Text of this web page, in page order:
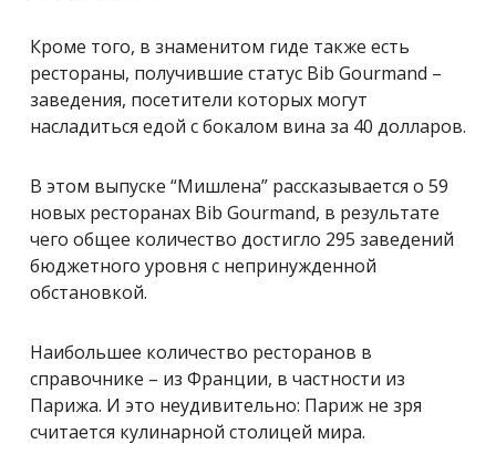
Кроме того, в знаменитом гиде также есть
рестораны, получившие статус Bib Gourmand –
заведения, посетители которых могут
насладиться едой с бокалом вина за 40 долларов.
В этом выпуске “Мишлена” рассказывается о 59
новых ресторанах Bib Gourmand, в результате
чего общее количество достигло 295 заведений
бюджетного уровня с непринужденной
обстановкой.
Наибольшее количество ресторанов в
справочнике – из Франции, в частности из
Парижа. И это неудивительно: Париж не зря
считается кулинарной столицей мира.